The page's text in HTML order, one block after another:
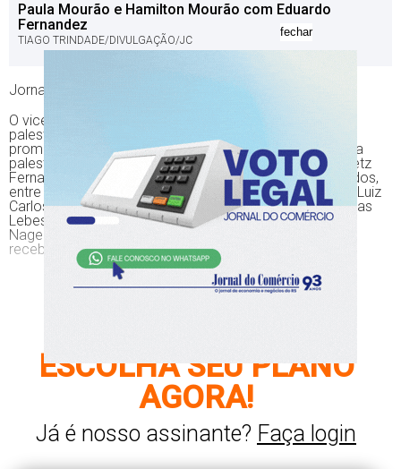
Paula Mourão e Hamilton Mourão com Eduardo
Fernandez
TIAGO TRINDADE/DIVULGAÇÃO/JC
Jornal do Comércio
O vice-presidente da República, Hamilton Mourão, foi o
palestrante do encontro, exclusivo para convidados,
promovido pelo Lide-RS no Country Club. O tema de sua
palestra foi: Os desafios do novo Brasil. Eduardo Krawetz
Fernandez, presidente do Lide-RS, recebeu os convidados,
entre os quais estiveram César Saut, da Icatu Seguros, Luiz
Carlos Zancanella, da Safeweb, Otelmo Drebes, das Lojas
Lebes, Wagner Machado, da Epavi e o vereador Valter
Nagelstein, proponente da homenagem que Mourão
recebeu na Câmara de Vereadores de Porto Alegre.
CONTINUE SUA
ESCOLHA SEU PLANO
AGORA!
Já é nosso assinante? Faça login
fechar